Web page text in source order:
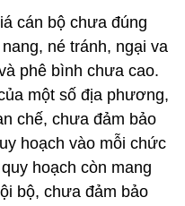
cán bộ chưa đúng
né tránh, ngại va
phê bình chưa cao.
một số địa phương,
chế, chưa đảm bảo
hoạch vào mỗi chức
hoạch còn mang
bộ, chưa đảm bảo